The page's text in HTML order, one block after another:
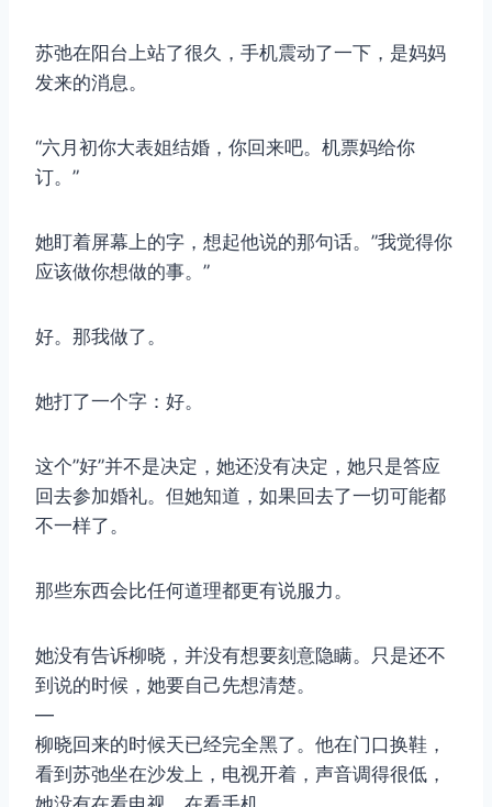
苏弛在阳台上站了很久，手机震动了一下，是妈妈
发来的消息。
“六月初你大表姐结婚，你回来吧。机票妈给你
订。”
她盯着屏幕上的字，想起他说的那句话。”我觉得你
应该做你想做的事。”
好。那我做了。
她打了一个字：好。
这个”好”并不是决定，她还没有决定，她只是答应
回去参加婚礼。但她知道，如果回去了一切可能都
不一样了。
那些东西会比任何道理都更有说服力。
她没有告诉柳晓，并没有想要刻意隐瞒。只是还不
到说的时候，她要自己先想清楚。
—
柳晓回来的时候天已经完全黑了。他在门口换鞋，
看到苏弛坐在沙发上，电视开着，声音调得很低，